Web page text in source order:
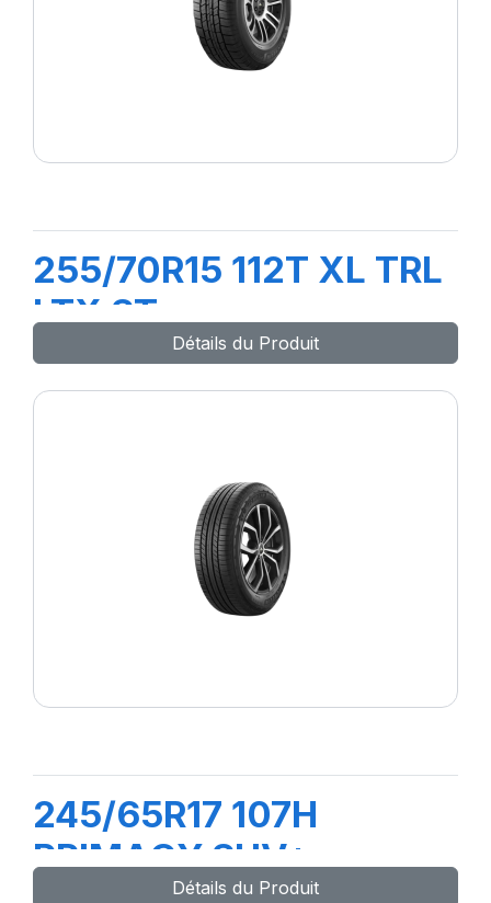
255/70R15 112T XL TRL
LTX ST
Détails du Produit
245/65R17 107H
PRIMACY SUV+
Détails du Produit